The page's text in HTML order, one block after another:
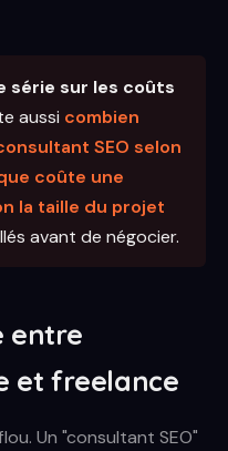
série sur les coûts
aussi combien
SEO selon
coûte une
la taille du projet
avant de négocier.
entre
et freelance
Un "consultant SEO"